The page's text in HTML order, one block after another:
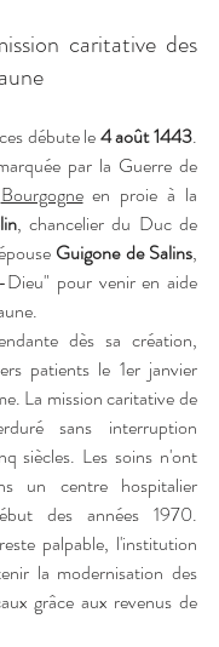
caritative des
débute le 4 août 1443.
par la Guerre de
Bourgogne en proie à la
, chancelier du Duc de
Guigone de Salins,
pour venir en aide
dès sa création,
patients le 1er janvier
La mission caritative de
sans interruption
siècles. Les soins n'ont
un centre hospitalier
des années 1970.
palpable, l'institution
la modernisation des
grâce aux revenus de